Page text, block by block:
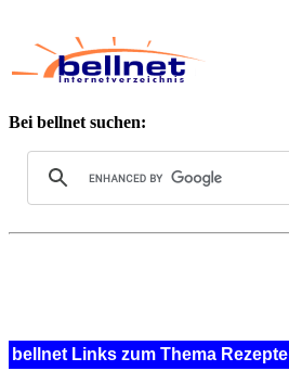
Bei bellnet suchen:
bellnet Links zum Thema Rezepte